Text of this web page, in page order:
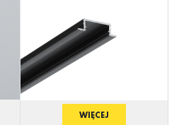
WIĘCEJ